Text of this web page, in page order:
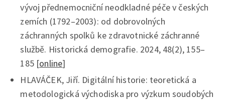
vývoj přednemocniční neodkladné péče v českých
zemích (1792–2003): od dobrovolných
záchranných spolků ke zdravotnické záchranné
službě. Historická demografie. 2024, 48(2), 155–
185 [online]
HLAVÁČEK, Jiří. Digitální historie: teoretická a
metodologická východiska pro výzkum soudobých